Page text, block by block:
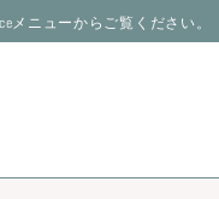
メニューからご覧ください。